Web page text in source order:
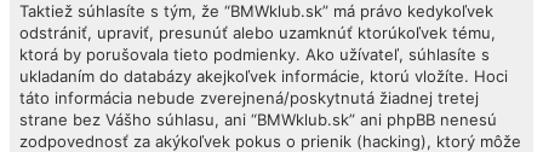
Taktiež súhlasíte s tým, že “BMWklub.sk” má právo kedykoľvek
odstrániť, upraviť, presunúť alebo uzamknúť ktorúkoľvek tému,
ktorá by porušovala tieto podmienky. Ako užívateľ, súhlasíte s
ukladaním do databázy akejkoľvek informácie, ktorú vložíte. Hoci
táto informácia nebude zverejnená/poskytnutá žiadnej tretej
strane bez Vášho súhlasu, ani “BMWklub.sk” ani phpBB nenesú
zodpovednosť za akýkoľvek pokus o prienik (hacking), ktorý môže